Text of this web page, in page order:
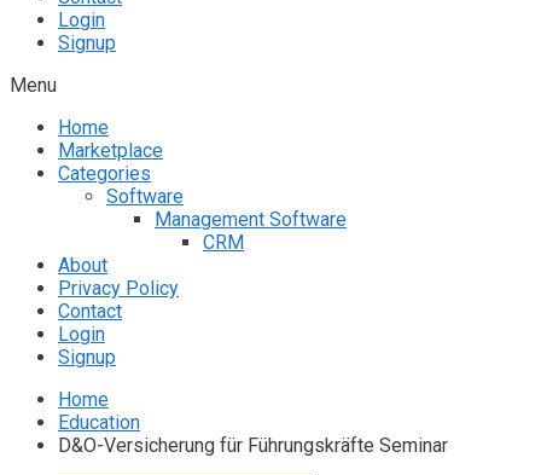
Login
Signup
Menu
Home
Marketplace
Categories
Software
Management Software
CRM
About
Privacy Policy
Contact
Login
Signup
Home
Education
D&O-Versicherung für Führungskräfte Seminar